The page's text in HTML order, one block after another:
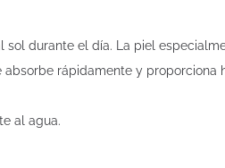
sol durante el día. La piel
rápidamente y
al agua.